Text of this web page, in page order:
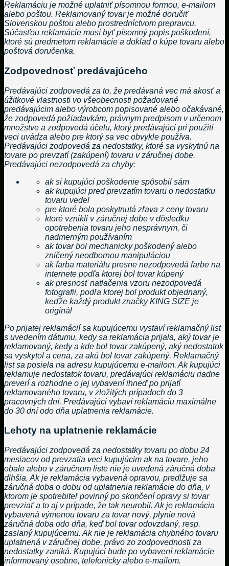
Reklamáciu je možné uplatniť písomnou formou, e-mailom
alebo poštou. Reklamovaný tovar je možné doručiť
Slovenskou poštou alebo prostredníctvom prepravcu.
Súčasťou reklamácie musí byť písomný popis poškodení,
ktoré sú predmetom reklamácie a doklad o kúpe tovaru alebo
poštová doručenka.
Zodpovednosť predávajúceho
Predávajúci zodpovedá za to, že predávaná vec má akosť a
úžitkové vlastnosti vo všeobecnosti požadované
predávajúcim alebo výrobcom popisované alebo očakávané,
že zodpovedá požiadavkám, právnym predpisom v určenom
množstve a zodpovedá účelu, ktorý predávajúci pri použití
veci uvádza alebo pre ktorý sa vec obvykle používa.
Predávajúci zodpovedá za nedostatky, ktoré sa vyskytnú na
tovare po prevzatí (zakúpení) tovaru v záručnej dobe.
Predávajúci nezodpovedá za chyby:
ak si kupujúci poškodenie spôsobil sám
ak kupujúci pred prevzatím tovaru o nedostatku
tovaru vedel
pre ktoré bola poskytnutá zľava z ceny tovaru
ktoré vznikli v záručnej dobe v dôsledku
opotrebenia tovaru jeho nesprávnym, či
nadmerným používaním
ak tovar bol mechanicky poškodený alebo
zničený neodbornou manipuláciou
ak farba materiálu presne nezodpovedá farbe na
internete podľa ktorej bol tovar kúpený
ak presnosť natlačenia vzoru nezodpovedá
fotografii, podľa ktorej bol produkt objednaný,
keďže každý produkt značky KING SIZE je
originál
Po prijatej reklamácií sa kupujúcemu vystaví reklamačný list
s uvedením dátumu, kedy sa reklamácia prijala, aký tovar je
reklamovaný, kedy a kde bol tovar zakúpený, aký nedostatok
sa vyskytol a cena, za akú bol tovar zakúpený. Reklamačný
list sa posiela na adresu kupujúcemu e-mailom. Ak kupujúci
reklamuje nedostatok tovaru, predávajúci reklamáciu riadne
preverí a rozhodne o jej vybavení ihneď po prijatí
reklamovaného tovaru, v zložitých prípadoch do 3
pracovných dní. Predávajúci vybaví reklamáciu maximálne
do 30 dní odo dňa uplatnenia reklamácie.
Lehoty na uplatnenie reklamácie
Predávajúci zodpovedá za nedostatky tovaru po dobu 24
mesiacov od prevzatia veci kupujúcim ak na tovare, jeho
obale alebo v záručnom liste nie je uvedená záručná doba
dlhšia. Ak je reklamácia vybavená opravou, predlžuje sa
záručná doba o dobu od uplatnenia reklamácie do dňa, v
ktorom je spotrebiteľ povinný po skončení opravy si tovar
prevziať a to aj v prípade, že tak neurobil. Ak je reklamácia
vybavená výmenou tovaru za tovar nový, plynie nová
záručná doba odo dňa, keď bol tovar odovzdaný, resp.
zaslaný kupujúcemu. Ak nie je reklamácia chybného tovaru
uplatnená v záručnej dobe, právo zo zodpovednosti za
nedostatky zaniká. Kupujúci bude po vybavení reklamácie
informovaný osobne, telefonicky alebo e-mailom.